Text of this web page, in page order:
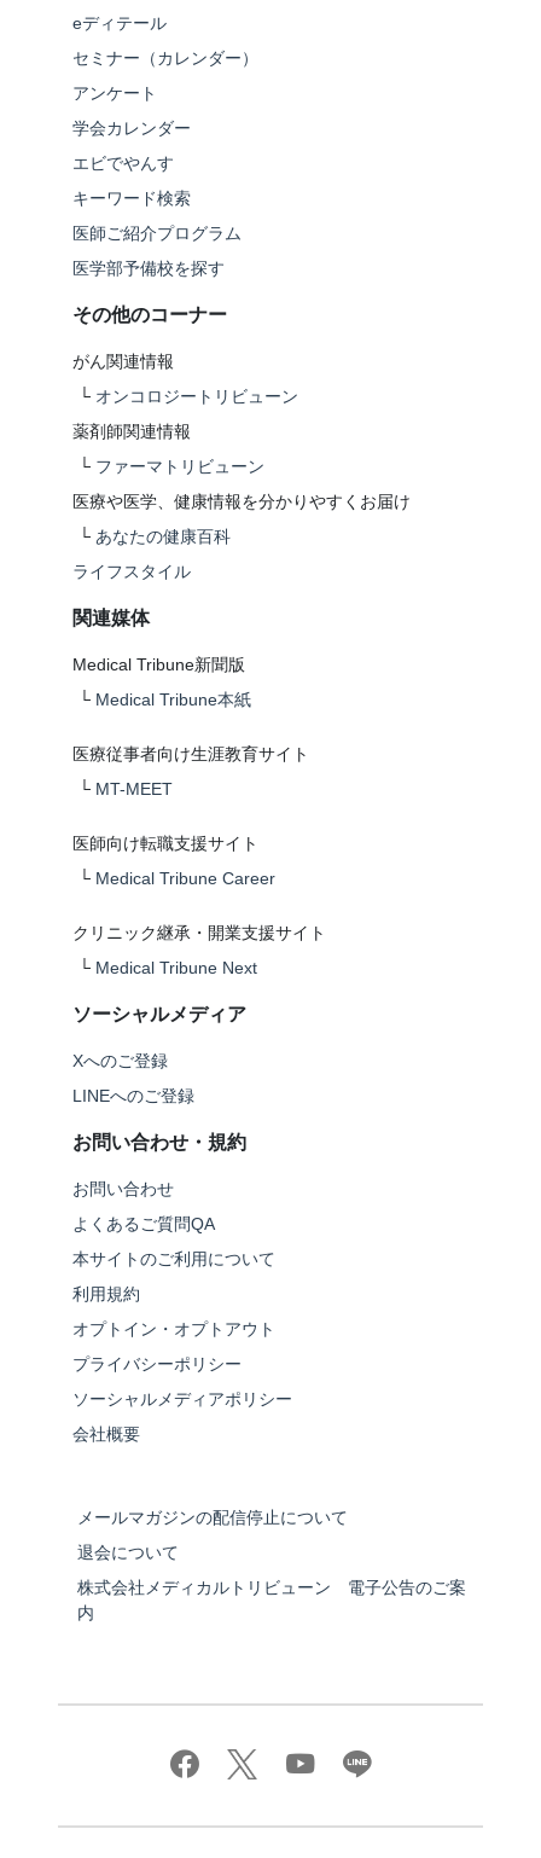
eディテール
セミナー（カレンダー）
アンケート
学会カレンダー
エビでやんす
キーワード検索
医師ご紹介プログラム
医学部予備校を探す
その他のコーナー
がん関連情報
└ オンコロジートリビューン
薬剤師関連情報
└ ファーマトリビューン
医療や医学、健康情報を分かりやすくお届け
└ あなたの健康百科
ライフスタイル
関連媒体
Medical Tribune新聞版
└ Medical Tribune本紙
医療従事者向け生涯教育サイト
└ MT-MEET
医師向け転職支援サイト
└ Medical Tribune Career
クリニック継承・開業支援サイト
└ Medical Tribune Next
ソーシャルメディア
Xへのご登録
LINEへのご登録
お問い合わせ・規約
お問い合わせ
よくあるご質問QA
本サイトのご利用について
利用規約
オプトイン・オプトアウト
プライバシーポリシー
ソーシャルメディアポリシー
会社概要
メールマガジンの配信停止について
退会について
株式会社メディカルトリビューン 電子公告のご案
内